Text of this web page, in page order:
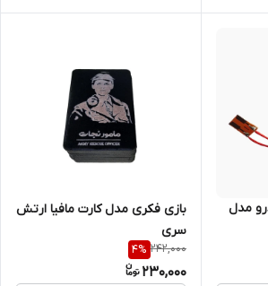
مدل
بازی فکری مدل کارت مافیا ارتش
سری
242,000
4%
230,000